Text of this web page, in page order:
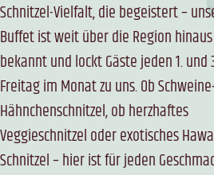
Schnitzel-Vielfalt, die begeistert –
Buffet ist weit über die Region hinaus
bekannt und lockt Gäste jeden 1. und
Freitag im Monat zu uns. Ob
Hähnchenschnitzel, ob herzhaftes
Veggieschnitzel oder exotisches
Schnitzel – hier ist für jeden
Richtige dabei. Dazu servieren wir
bunte Auswahl an Beilagen: knusprige
Veggie-Bratkartoffeln, goldene
frische Gemüseplatte, Pilze mit
und verschiedene Soßen. An unserer
Salatbar stellst du dir deinen Teller
Lust und Laune zusammen, und ein
Nachtisch rundet das Erlebnis ab.
Schönste daran: Du gehst immer wieder
zum Buffet, bis du satt und glücklich
Ein Abend voller Genuss,
guter Laune – aber bitte nur mit